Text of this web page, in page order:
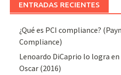
ENTRADAS RECIENTES
¿Qué es PCI compliance?
Compliance)
Lenoardo DiCaprio lo logra en
Oscar (2016)